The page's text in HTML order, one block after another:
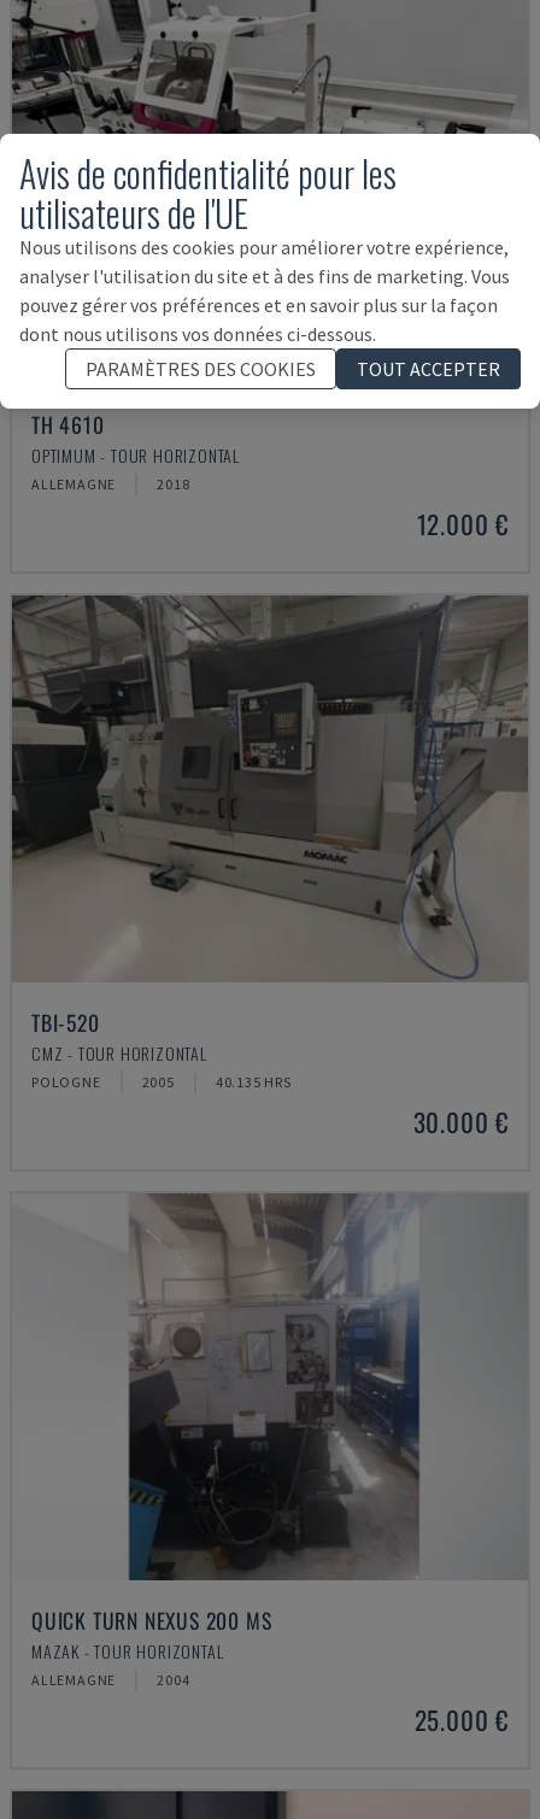
TH 4610
OPTIMUM - TOUR HORIZONTAL
ALLEMAGNE 2018
12.000 €
TBI-520
CMZ - TOUR HORIZONTAL
POLOGNE 2005 40.135 HRS
30.000 €
QUICK TURN NEXUS 200 MS
MAZAK - TOUR HORIZONTAL
ALLEMAGNE 2004
25.000 €
Avis de confidentialité pour les
utilisateurs de l'UE
Nous utilisons des cookies pour améliorer votre expérience,
analyser l'utilisation du site et à des fins de marketing. Vous
pouvez gérer vos préférences et en savoir plus sur la façon
dont nous utilisons vos données ci-dessous.
PARAMÈTRES DES COOKIES
TOUT ACCEPTER